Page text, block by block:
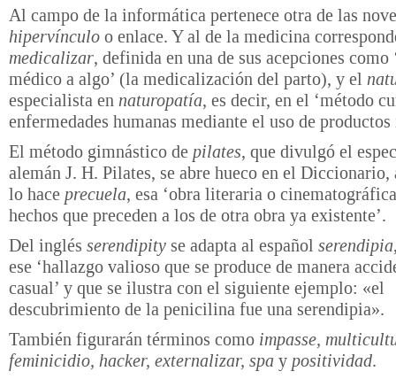
Al campo de la informática pertenece otra de las
hipervínculo o enlace. Y al de la medicina
medicalizar, definida en una de sus acepciones como
médico a algo’ (la medicalización del parto), y el
especialista en naturopatía, es decir, en el ‘método
enfermedades humanas mediante el uso de productos
El método gimnástico de pilates, que divulgó el
alemán J. H. Pilates, se abre hueco en el
lo hace precuela, esa ‘obra literaria o
hechos que preceden a los de otra obra ya existente’.
Del inglés serendipity se adapta al español serendipia
ese ‘hallazgo valioso que se produce de manera
casual’ y que se ilustra con el siguiente ejemplo: «el
descubrimiento de la penicilina fue una serendipia».
También figurarán términos como impasse,
feminicidio, hacker, externalizar, spa y positividad.